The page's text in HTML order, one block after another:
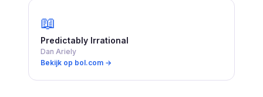
📖
Predictably Irrational
Dan Ariely
Bekijk op bol.com →